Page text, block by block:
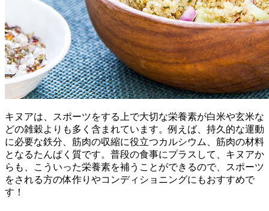
キヌアは、スポーツをする上で大切な栄養素が白米や玄米な
どの雑穀よりも多く含まれています。例えば、持久的な運動
に必要な鉄分、筋肉の収縮に役立つカルシウム、筋肉の材料
となるたんぱく質です。普段の食事にプラスして、キヌアか
らも、こういった栄養素を補うことができるので、スポーツ
をされる方の体作りやコンディショニングにもおすすめで
す！